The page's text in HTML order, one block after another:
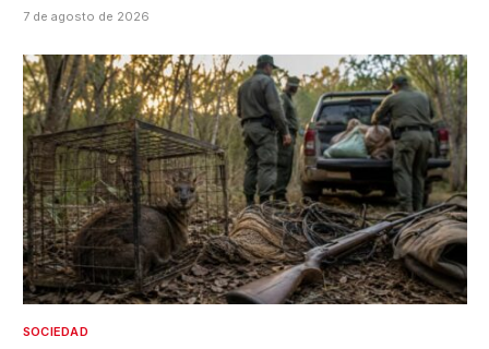
7 de agosto de 2026
SOCIEDAD